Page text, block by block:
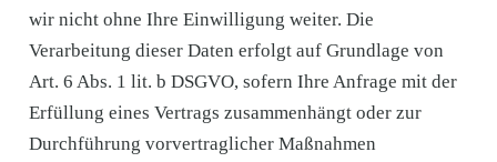
wir nicht ohne Ihre Einwilligung weiter. Die
Verarbeitung dieser Daten erfolgt auf Grundlage von
Art. 6 Abs. 1 lit. b DSGVO, sofern Ihre Anfrage mit der
Erfüllung eines Vertrags zusammenhängt oder zur
Durchführung vorvertraglicher Maßnahmen